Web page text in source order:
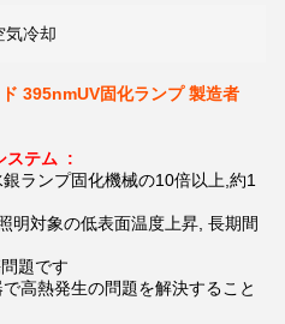
気冷却
395nmUV固化ランプ 製造者
ステム
:
ランプ固化機械の10倍以上,約1
明対象の低表面温度上昇, 長期間
題です
高熱発生の問題を解決すること